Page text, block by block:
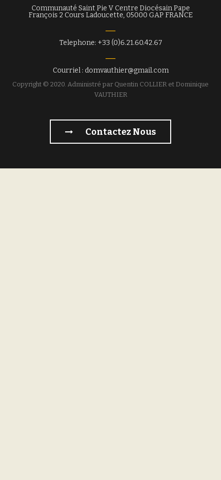
Communauté Saint Pie V Centre Diocésain Pape
François 2 Cours Ladoucette, 05000 GAP FRANCE
Telephone: +33 (0)6.21.60.42.67
Courriel : domvauthier@gmail.com
Copyright © 2020. Administré par Quentin COLLIER et Dominique
VAUTHIER
Contactez Nous